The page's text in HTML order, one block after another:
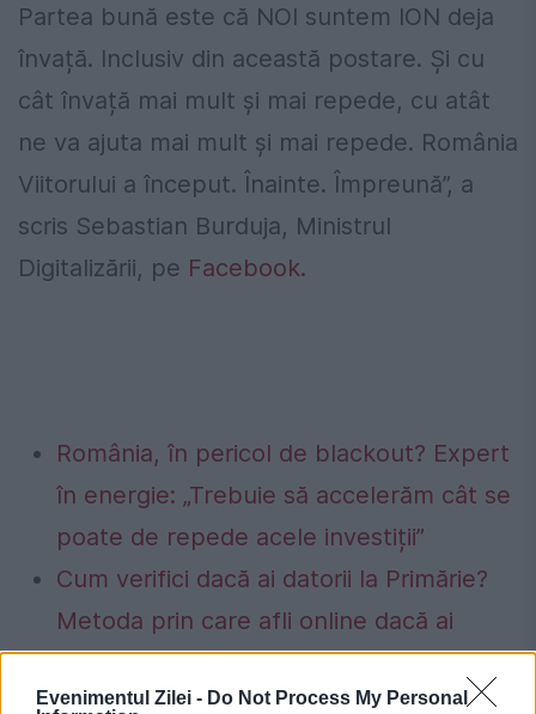
Evenimentul Zilei - Do Not Process My Personal
Partea bună este că NOI suntem ION deja
învață. Inclusiv din această postare. Și cu
cât învață mai mult și mai repede, cu atât
ne va ajuta mai mult și mai repede. România
Viitorului a început. Înainte. Împreună”, a
scris Sebastian Burduja, Ministrul
Digitalizării, pe Facebook.
România, în pericol de blackout? Expert
în energie: „Trebuie să accelerăm cât se
poate de repede acele investiții”
Cum verifici dacă ai datorii la Primărie?
Metoda prin care afli online dacă ai
restanțe la taxe și impozite